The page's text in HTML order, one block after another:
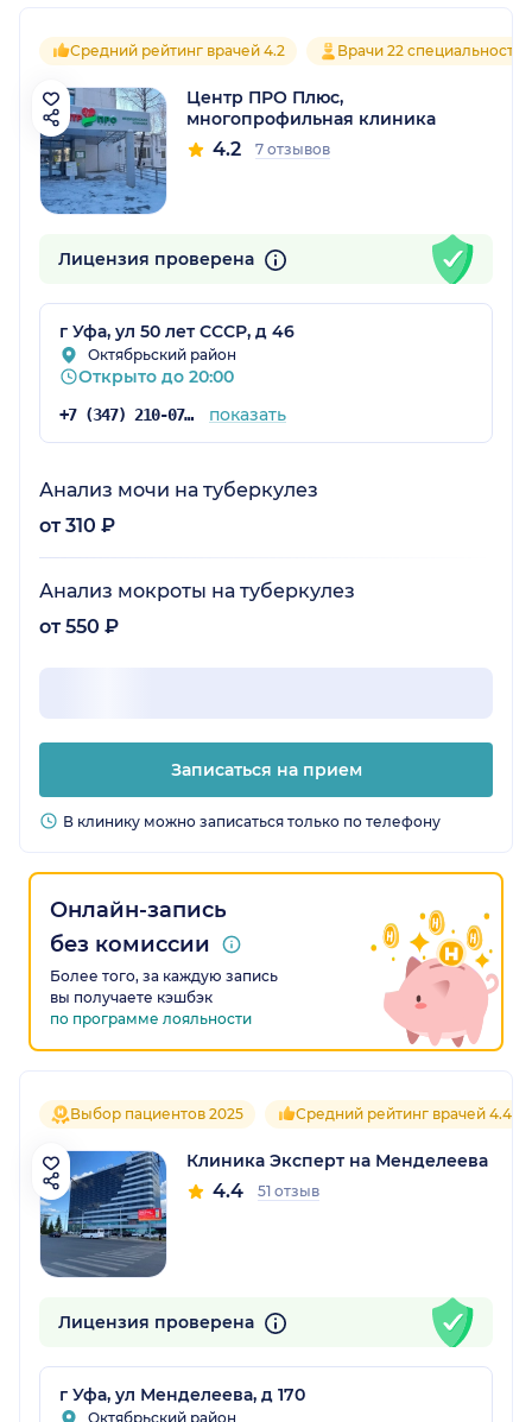
Средний рейтинг врачей 4.2 Врачи 22 специальностей
Центр ПРО Плюс,
многопрофильная клиника
4.2 7 отзывов
Лицензия проверена
г Уфа, ул 50 лет СССР, д 46
Октябрьский район
Открыто до 20:00
+7 (347) 210-07-93 показать
Анализ мочи на туберкулез
от 310 ₽
Анализ мокроты на туберкулез
от 550 ₽
Записаться на прием
В клинику можно записаться только по телефону
Онлайн-запись
без комиссии
Более того, за каждую запись
вы получаете кэшбэк
по программе лояльности
Выбор пациентов 2025 Средний рейтинг врачей 4.4
Клиника Эксперт на Менделеева
4.4 51 отзыв
Лицензия проверена
г Уфа, ул Менделеева, д 170
Октябрьский район